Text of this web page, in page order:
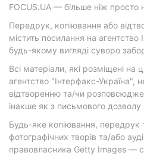
FOCUS.UA — більше ніж просто
Передрук, копіювання або
містить посилання на агентство
будь-якому вигляді суворо
Всі матеріали, які розміщені на
агентство "Інтерфакс-Україна",
відтворенню та/чи
інакше як з письмового дозволу
Будь-яке копіювання, передрук
фотографічних творів та/або
правовласника Getty Images —